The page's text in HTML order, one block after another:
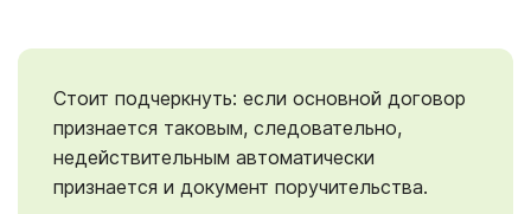
Стоит подчеркнуть: если основной договор
признается таковым, следовательно,
недействительным автоматически
признается и документ поручительства.